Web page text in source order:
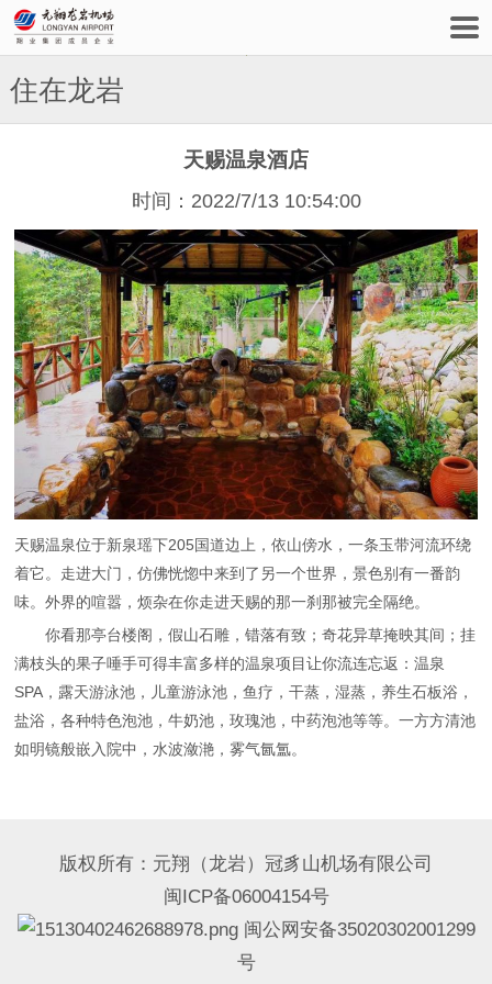
住在龙岩
天赐温泉酒店
时间：2022/7/13 10:54:00
天赐温泉位于新泉瑶下205国道边上，依山傍水，一条玉带河流环绕
着它。走进大门，仿佛恍惚中来到了另一个世界，景色别有一番韵
味。外界的喧嚣，烦杂在你走进天赐的那一刹那被完全隔绝。
你看那亭台楼阁，假山石雕，错落有致；奇花异草掩映其间；挂
满枝头的果子唾手可得丰富多样的温泉项目让你流连忘返：温泉
SPA，露天游泳池，儿童游泳池，鱼疗，干蒸，湿蒸，养生石板浴，
盐浴，各种特色泡池，牛奶池，玫瑰池，中药泡池等等。一方方清池
如明镜般嵌入院中，水波潋滟，雾气氤氲。
版权所有：元翔（龙岩）冠豸山机场有限公司
闽ICP备06004154号
闽公网安备35020302001299
号